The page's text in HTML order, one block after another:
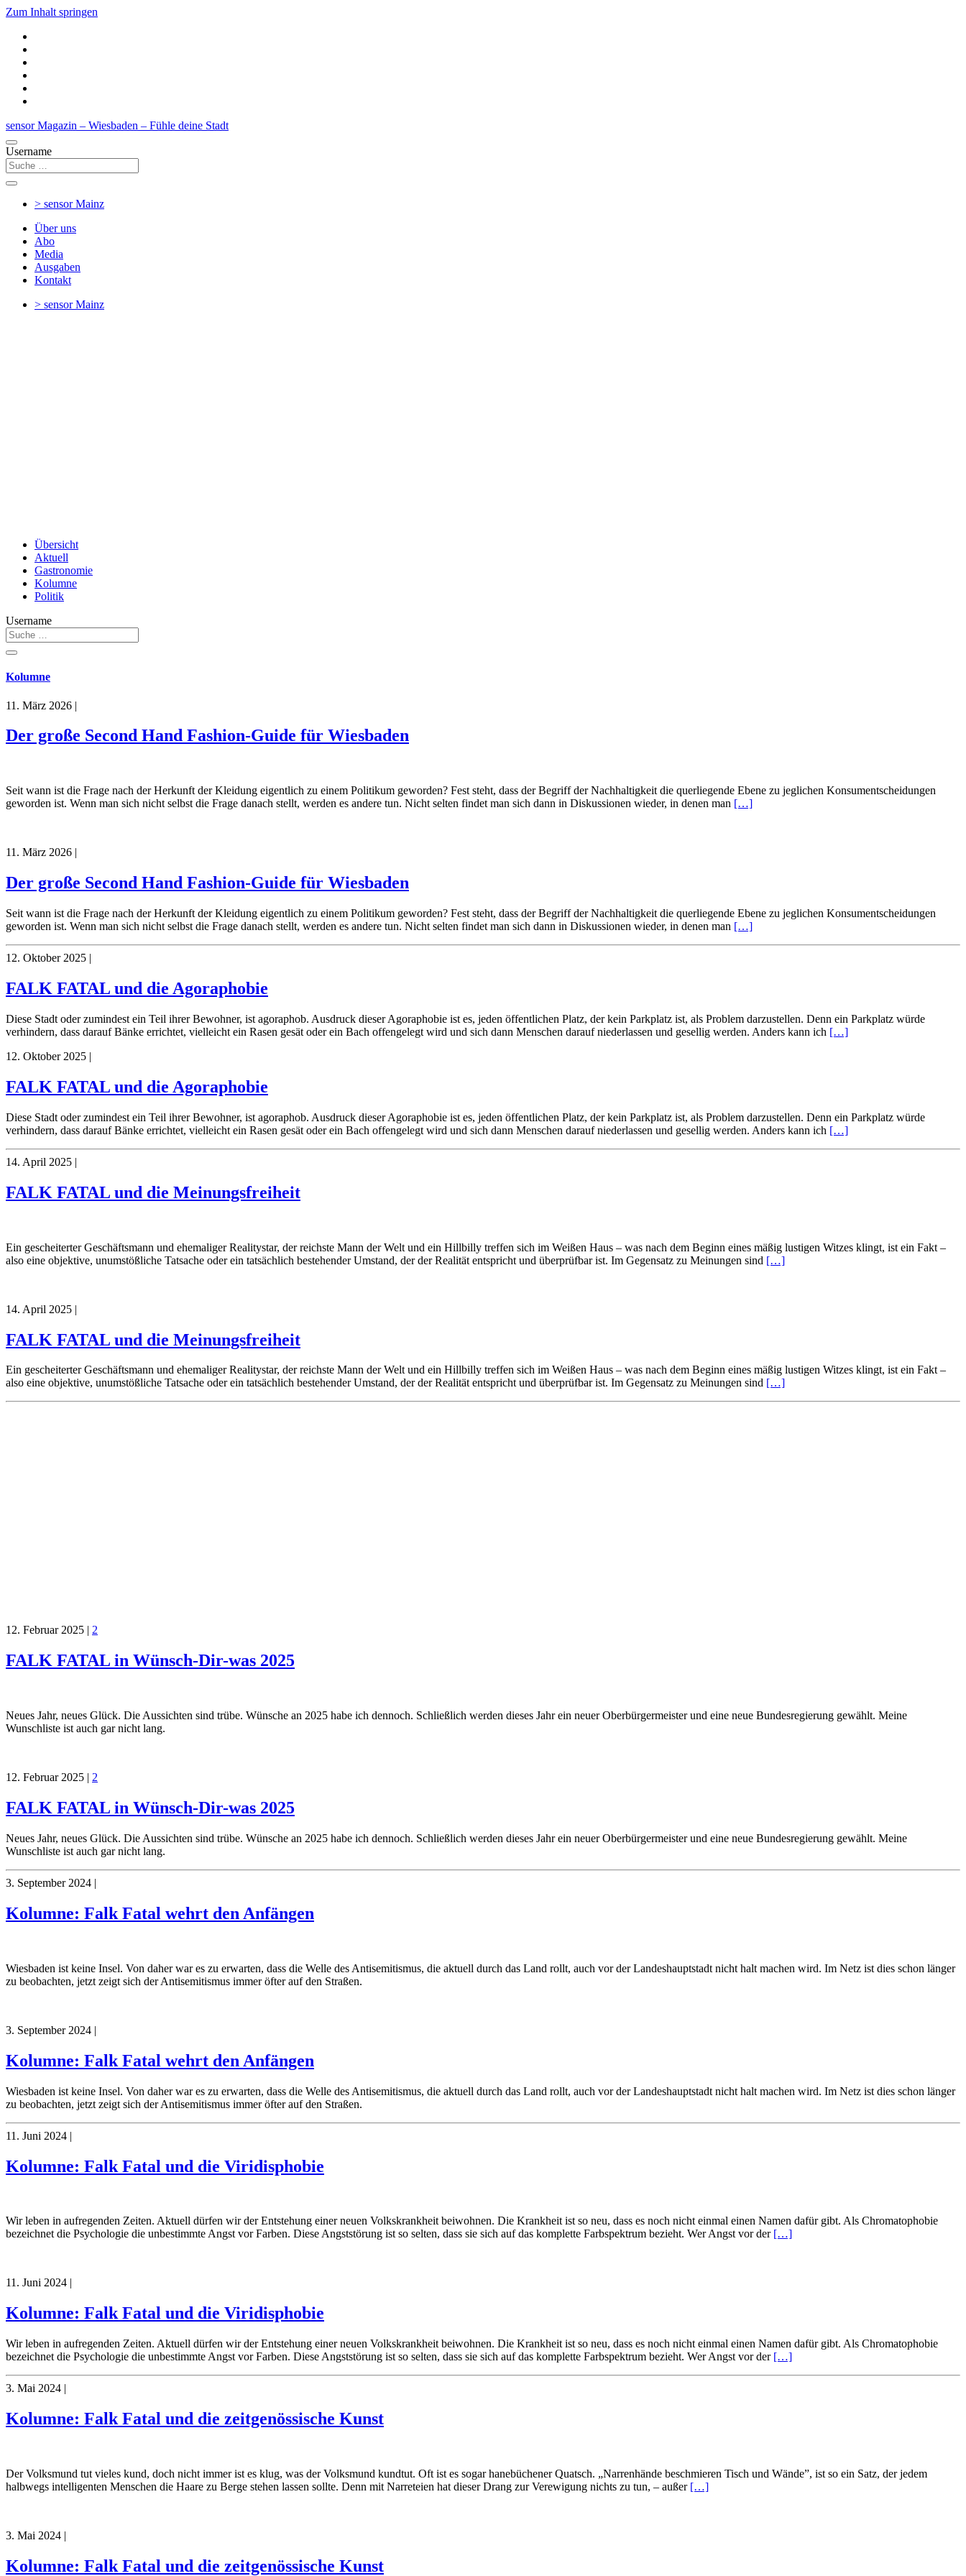
Zum Inhalt springen
sensor Magazin – Wiesbaden – Fühle deine Stadt
Username
> sensorMainz
Über uns
Abo
Media
Ausgaben
Kontakt
> sensorMainz
Übersicht
Aktuell
Gastronomie
Kolumne
Politik
Username
Kolumne
11. März 2026 |
Der große Second Hand Fashion-Guide für Wiesbaden
Seit wann ist die Frage nach der Herkunft der Kleidung eigentlich zu einem Politikum geworden? Fest steht, dass der Begriff der Nachhaltigkeit die querliegende Ebene zu jeglichen Konsumentscheidungen
geworden ist. Wenn man sich nicht selbst die Frage danach stellt, werden es andere tun. Nicht selten findet man sich dann in Diskussionen wieder, in denen man […]
11. März 2026 |
Der große Second Hand Fashion-Guide für Wiesbaden
Seit wann ist die Frage nach der Herkunft der Kleidung eigentlich zu einem Politikum geworden? Fest steht, dass der Begriff der Nachhaltigkeit die querliegende Ebene zu jeglichen Konsumentscheidungen
geworden ist. Wenn man sich nicht selbst die Frage danach stellt, werden es andere tun. Nicht selten findet man sich dann in Diskussionen wieder, in denen man […]
12. Oktober 2025 |
FALK FATAL und die Agoraphobie
Diese Stadt oder zumindest ein Teil ihrer Bewohner, ist agoraphob. Ausdruck dieser Agoraphobie ist es, jeden öffentlichen Platz, der kein Parkplatz ist, als Problem darzustellen. Denn ein Parkplatz würde
verhindern, dass darauf Bänke errichtet, vielleicht ein Rasen gesät oder ein Bach offengelegt wird und sich dann Menschen darauf niederlassen und gesellig werden. Anders kann ich […]
12. Oktober 2025 |
FALK FATAL und die Agoraphobie
Diese Stadt oder zumindest ein Teil ihrer Bewohner, ist agoraphob. Ausdruck dieser Agoraphobie ist es, jeden öffentlichen Platz, der kein Parkplatz ist, als Problem darzustellen. Denn ein Parkplatz würde
verhindern, dass darauf Bänke errichtet, vielleicht ein Rasen gesät oder ein Bach offengelegt wird und sich dann Menschen darauf niederlassen und gesellig werden. Anders kann ich […]
14. April 2025 |
FALK FATAL und die Meinungsfreiheit
Ein gescheiterter Geschäftsmann und ehemaliger Realitystar, der reichste Mann der Welt und ein Hillbilly treffen sich im Weißen Haus – was nach dem Beginn eines mäßig lustigen Witzes klingt, ist ein Fakt –
also eine objektive, unumstößliche Tatsache oder ein tatsächlich bestehender Umstand, der der Realität entspricht und überprüfbar ist. Im Gegensatz zu Meinungen sind […]
14. April 2025 |
FALK FATAL und die Meinungsfreiheit
Ein gescheiterter Geschäftsmann und ehemaliger Realitystar, der reichste Mann der Welt und ein Hillbilly treffen sich im Weißen Haus – was nach dem Beginn eines mäßig lustigen Witzes klingt, ist ein Fakt –
also eine objektive, unumstößliche Tatsache oder ein tatsächlich bestehender Umstand, der der Realität entspricht und überprüfbar ist. Im Gegensatz zu Meinungen sind […]
12. Februar 2025 | 2
FALK FATAL in Wünsch-Dir-was 2025
Neues Jahr, neues Glück. Die Aussichten sind trübe. Wünsche an 2025 habe ich dennoch. Schließlich werden dieses Jahr ein neuer Oberbürgermeister und eine neue Bundesregierung gewählt. Meine
Wunschliste ist auch gar nicht lang.
12. Februar 2025 | 2
FALK FATAL in Wünsch-Dir-was 2025
Neues Jahr, neues Glück. Die Aussichten sind trübe. Wünsche an 2025 habe ich dennoch. Schließlich werden dieses Jahr ein neuer Oberbürgermeister und eine neue Bundesregierung gewählt. Meine
Wunschliste ist auch gar nicht lang.
3. September 2024 |
Kolumne: Falk Fatal wehrt den Anfängen
Wiesbaden ist keine Insel. Von daher war es zu erwarten, dass die Welle des Antisemitismus, die aktuell durch das Land rollt, auch vor der Landeshauptstadt nicht halt machen wird. Im Netz ist dies schon länger
zu beobachten, jetzt zeigt sich der Antisemitismus immer öfter auf den Straßen.
3. September 2024 |
Kolumne: Falk Fatal wehrt den Anfängen
Wiesbaden ist keine Insel. Von daher war es zu erwarten, dass die Welle des Antisemitismus, die aktuell durch das Land rollt, auch vor der Landeshauptstadt nicht halt machen wird. Im Netz ist dies schon länger
zu beobachten, jetzt zeigt sich der Antisemitismus immer öfter auf den Straßen.
11. Juni 2024 |
Kolumne: Falk Fatal und die Viridisphobie
Wir leben in aufregenden Zeiten. Aktuell dürfen wir der Entstehung einer neuen Volkskrankheit beiwohnen. Die Krankheit ist so neu, dass es noch nicht einmal einen Namen dafür gibt. Als Chromatophobie
bezeichnet die Psychologie die unbestimmte Angst vor Farben. Diese Angststörung ist so selten, dass sie sich auf das komplette Farbspektrum bezieht. Wer Angst vor der […]
11. Juni 2024
Kolumne: Falk Fatal und die Viridisphobie
Wir leben in aufregenden Zeiten. Aktuell dürfen wir der Entstehung einer neuen Volkskrankheit beiwohnen. Die Krankheit ist so neu, dass es noch nicht einmal einen Namen dafür gibt. Als Chromatophobie
bezeichnet die Psychologie die unbestimmte Angst vor Farben. Diese Angststörung ist so selten, dass sie sich auf das komplette Farbspektrum bezieht. Wer Angst vor der […]
3. Mai 2024 |
Kolumne: Falk Fatal und die zeitgenössische Kunst
Der Volksmund tut vieles kund, doch nicht immer ist es klug, was der Volksmund kundtut. Oft ist es sogar hanebüchener Quatsch. „Narrenhände beschmieren Tisch und Wände”, ist so ein Satz, der jedem
halbwegs intelligenten Menschen die Haare zu Berge stehen lassen sollte. Denn mit Narreteien hat dieser Drang zur Verewigung nichts zu tun, – außer […]
3. Mai 2024 |
Kolumne: Falk Fatal und die zeitgenössische Kunst